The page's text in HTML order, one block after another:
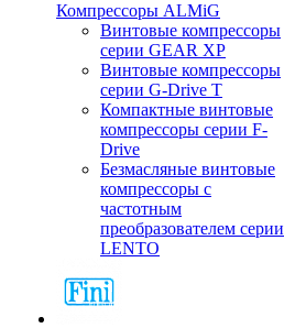
Компрессоры ALMiG
Винтовые компрессоры
серии GEAR XP
Винтовые компрессоры
серии G-Drive T
Компактные винтовые
компрессоры серии F-
Drive
Безмасляные винтовые
компрессоры с
частотным
преобразователем серии
LENTO